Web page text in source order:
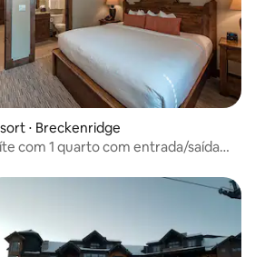
⋅ Breckenridge
com 1 quarto com entrada/saída